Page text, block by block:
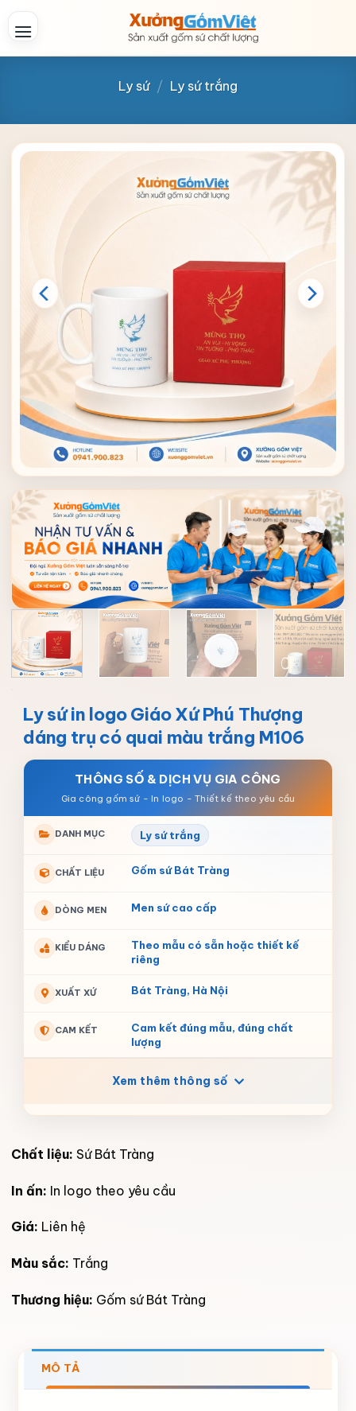
Ly sứ / Ly sứ trắng
Ly sứ in logo Giáo Xứ Phú Thượng
dáng trụ có quai màu trắng M106
THÔNG SỐ & DỊCH VỤ GIA CÔNG
DANH MỤC Ly sứ trắng
CHẤT LIỆU Gốm sứ Bát Tràng
DÒNG MEN Men sứ cao cấp
KIỂU DÁNG
Theo mẫu có sẵn hoặc thiết kế
riêng
XUẤT XỨ Bát Tràng, Hà Nội
CAM KẾT
Cam kết đúng mẫu, đúng chất
lượng
Xem thêm thông số
Chất liệu: Sứ Bát Tràng
In ấn: In logo theo yêu cầu
Giá: Liên hệ
Màu sắc: Trắng
Thương hiệu: Gốm sứ Bát Tràng
MÔ TẢ